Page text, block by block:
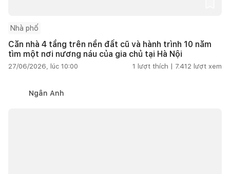
Nhà phố
Căn nhà 4 tầng trên nền đất cũ và hành trình 10 năm
tìm một nơi nương náu của gia chủ tại Hà Nội
27/06/2026, lúc 10:00 1 lượt thích | 7.412 lượt xem
Ngân Anh